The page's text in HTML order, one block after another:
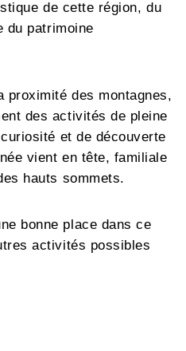
de cette région, du
du patrimoine
proximité des montagnes,
des activités de pleine
et de découverte
vient en tête, familiale
hauts sommets.
bonne place dans ce
activités possibles